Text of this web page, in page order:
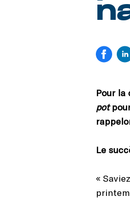
Pour la
pot
Le
«